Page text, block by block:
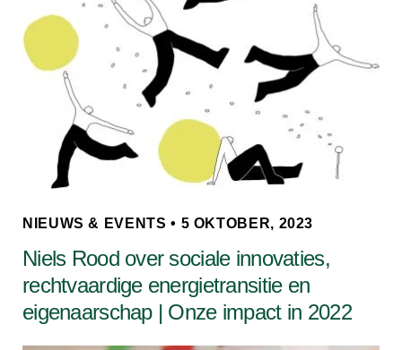
NIEUWS & EVENTS • 5 OKTOBER, 2023
Niels Rood over sociale innovaties,
rechtvaardige energietransitie en
eigenaarschap | Onze impact in 2022